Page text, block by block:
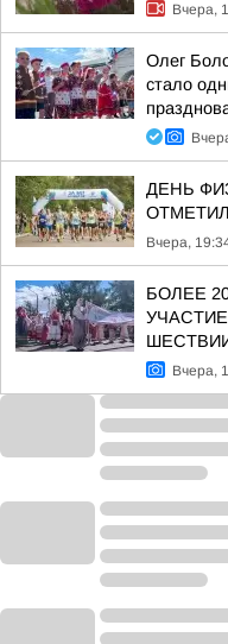
Вчера,
Олег
стало
ДЕНЬ
Вчера,
БОЛЕЕ
Вчера,